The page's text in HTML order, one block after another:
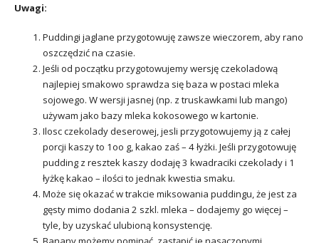
Uwagi:
Puddingi jaglane przygotowuję zawsze wieczorem, aby rano
oszczędzić na czasie.
Jeśli od początku przygotowujemy wersję czekoladową
najlepiej smakowo sprawdza się baza w postaci mleka
sojowego. W wersji jasnej (np. z truskawkami lub mango)
używam jako bazy mleka kokosowego w kartonie.
Ilosc czekolady deserowej, jesli przygotowujemy ją z całej
porcji kaszy to 1oo g, kakao zaś – 4 łyżki. Jeśli przygotowuję
pudding z resztek kaszy dodaję 3 kwadraciki czekolady i 1
łyżkę kakao – ilości to jednak kwestia smaku.
Może się okazać w trakcie miksowania puddingu, że jest za
gęsty mimo dodania 2 szkl. mleka – dodajemy go więcej –
tyle, by uzyskać ulubioną konsystencję.